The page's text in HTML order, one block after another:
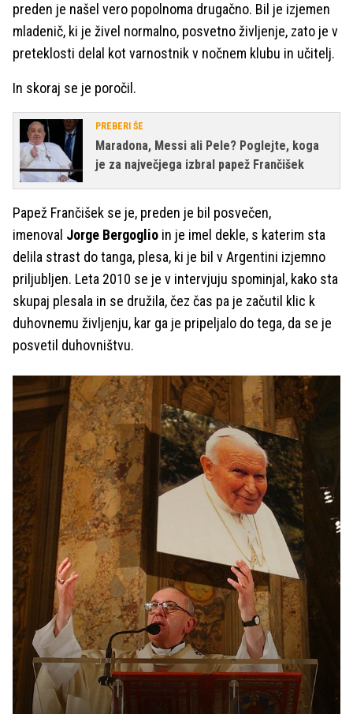
preden je našel vero popolnoma drugačno. Bil je izjemen
mladenič, ki je živel normalno, posvetno življenje, zato je v
preteklosti delal kot varnostnik v nočnem klubu in učitelj.
In skoraj se je poročil.
PREBERI ŠE
Maradona, Messi ali Pele? Poglejte, koga
je za največjega izbral papež Frančišek
Papež Frančišek se je, preden je bil posvečen,
imenoval Jorge Bergoglio in je imel dekle, s katerim sta
delila strast do tanga, plesa, ki je bil v Argentini izjemno
priljubljen. Leta 2010 se je v intervjuju spominjal, kako sta
skupaj plesala in se družila, čez čas pa je začutil klic k
duhovnemu življenju, kar ga je pripeljalo do tega, da se je
posvetil duhovništvu.